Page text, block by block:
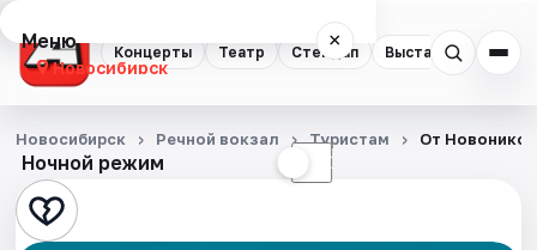
Концерты Театр Стендап Выставки
Меню ×
Новосибирск
Концерты
Театр
Стендап
Ночной режим ☾
Новосибирск Речной вокзал Туристам От